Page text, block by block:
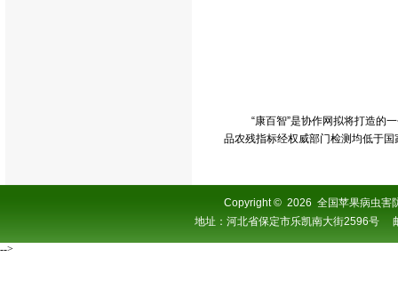
“康百智”是协作网拟将打造的
品农残指标经权威部门检测均低于
Copyright© 2026 全国苹果病虫害
地址：河北省保定市乐凯南大街2596
-->